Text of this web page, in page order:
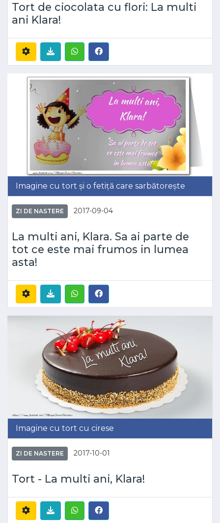
Tort de ciocolata cu flori: La multi
ani Klara!
Imagine cu tort și o fetiță care sarbătorește
ZI DE NASTERE 2017-09-04
La multi ani, Klara. Sa ai parte de
tot ce este mai frumos in lumea
asta!
Imagine cu tort cu cirese
ZI DE NASTERE 2017-10-01
Tort - La multi ani, Klara!